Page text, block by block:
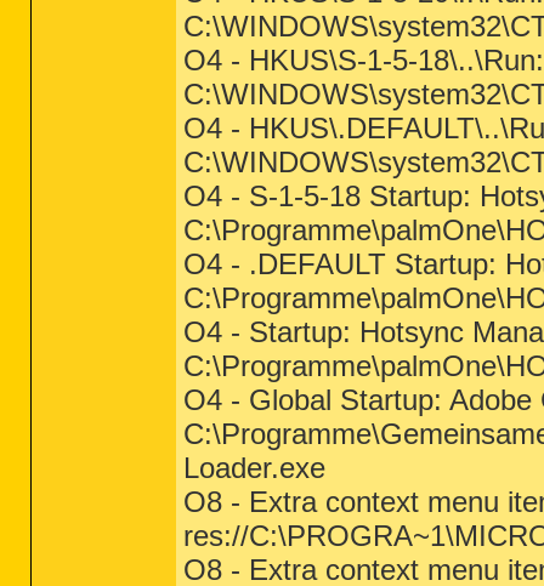
O4 - HKUS\S-1-5-
O4 -
O4 - S-1-5-18 Startup:
O4 - .DEFAULT Startup:
O4 - Startup: Hotsync
O4 - Global Startup:
Loader.exe
O8 - Extra context menu
res://
O8 - Extra context menu